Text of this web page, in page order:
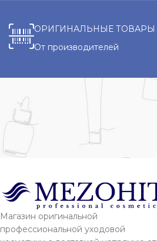
ОРИГИНАЛЬНЫЕ ТОВАРЫ
От производителей
Магазин оригинальной
профессиональной уходовой